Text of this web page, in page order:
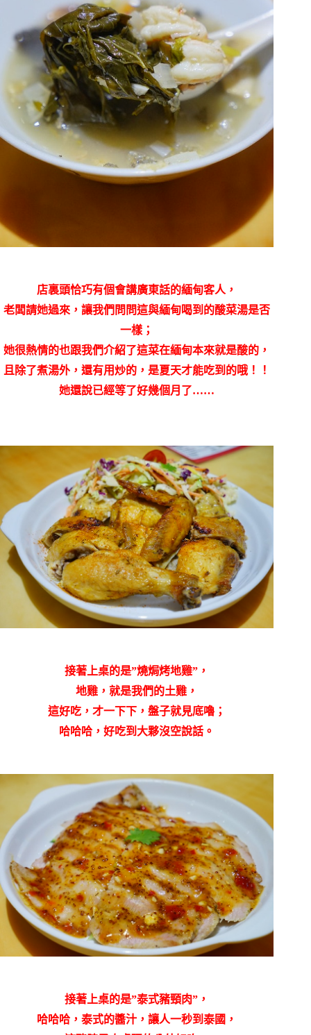
店裏頭恰巧有個會講廣東話的緬甸客人，
老闆請她過來，讓我們問問這與緬甸喝到的酸菜湯是否
一樣；
她很熱情的也跟我們介紹了這菜在緬甸本來就是酸的，
且除了煮湯外，還有用炒的，是夏天才能吃到的哦！！
她還說已經等了好幾個月了……
接著上桌的是”燒焗烤地雞”，
地雞，就是我們的土雞，
這好吃，才一下下，盤子就見底嚕；
哈哈哈，好吃到大夥沒空說話。
接著上桌的是”泰式豬頸肉”，
哈哈哈，泰式的醬汁，讓人一秒到泰國，